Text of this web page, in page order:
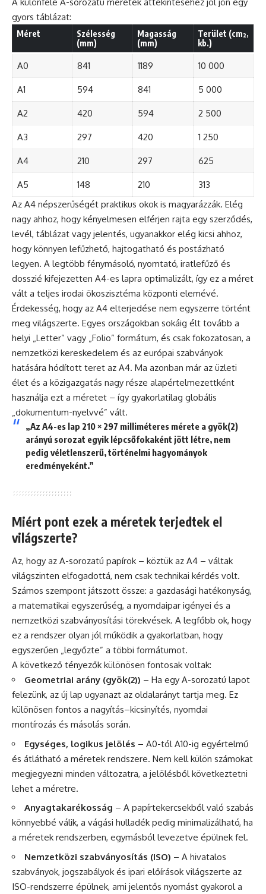
gyors táblázat:
Méret
Szélesség
(mm)
Magasság
(mm)
Terület (cm²,
kb.)
A0 841 1189 10 000
A1 594 841 5 000
A2 420 594 2 500
A3 297 420 1 250
A4 210 297 625
A5 148 210
313
Az A4 népszerűségét praktikus okok is magyarázzák. Elég
nagy ahhoz, hogy kényelmesen elférjen rajta egy szerződés,
levél, táblázat vagy jelentés, ugyanakkor elég kicsi ahhoz,
hogy könnyen lefűzhető, hajtogatható és postázható
legyen. A legtöbb fénymásoló, nyomtató, iratlefűző és
dosszié kifejezetten A4-es lapra optimalizált, így ez a méret
vált a teljes irodai ökoszisztéma központi elemévé.
Érdekesség, hogy az A4 elterjedése nem egyszerre történt
meg világszerte. Egyes országokban sokáig élt tovább a
helyi „Letter” vagy „Folio” formátum, és csak fokozatosan, a
nemzetközi kereskedelem és az európai szabványok
hatására hódított teret az A4. Ma azonban már az üzleti
élet és a közigazgatás nagy része alapértelmezettként
használja ezt a méretet – így gyakorlatilag globális
„dokumentum-nyelvvé” vált.
„Az A4-es lap 210 × 297 milliméteres mérete a gyök(2)
arányú sorozat egyik lépcsőfokaként jött létre, nem
pedig véletlenszerű, történelmi hagyományok
eredményeként.”
Miért pont ezek a méretek terjedtek el
világszerte?
Az, hogy az A-sorozatú papírok – köztük az A4 – váltak
világszinten elfogadottá, nem csak technikai kérdés volt.
Számos szempont játszott össze: a gazdasági hatékonyság,
a matematikai egyszerűség, a nyomdaipar igényei és a
nemzetközi szabványosítási törekvések. A legfőbb ok, hogy
ez a rendszer olyan jól működik a gyakorlatban, hogy
egyszerűen „legyőzte” a többi formátumot.
A következő tényezők különösen fontosak voltak:
Geometriai arány (gyök(2)) – Ha egy A-sorozatú lapot
felezünk, az új lap ugyanazt az oldalarányt tartja meg. Ez
különösen fontos a nagyítás–kicsinyítés, nyomdai
montírozás és másolás során.
Egységes, logikus jelölés – A0-tól A10-ig egyértelmű
és átlátható a méretek rendszere. Nem kell külön számokat
megjegyezni minden változatra, a jelölésből következtetni
lehet a méretre.
Anyagtakarékosság – A papírtekercsekből való szabás
könnyebbé válik, a vágási hulladék pedig minimalizálható, ha
a méretek rendszerben, egymásból levezetve épülnek fel.
Nemzetközi szabványosítás (ISO) – A hivatalos
szabványok, jogszabályok és ipari előírások világszerte az
ISO-rendszerre épülnek, ami jelentős nyomást gyakorol a